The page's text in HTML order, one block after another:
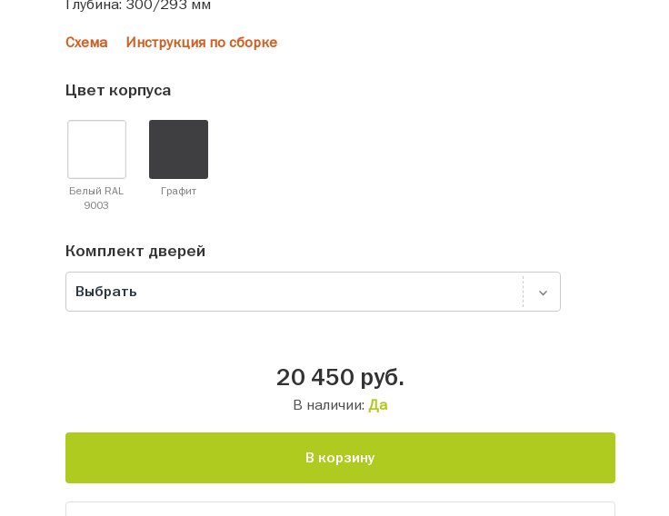
Глубина: 300/293 мм
Схема Инструкция по сборке
Цвет корпуса
Белый RAL
9003
Графит
Комплект дверей
Выбрать
20 450 руб.
В наличии: Да
В корзину